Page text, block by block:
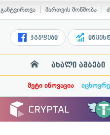
განტვირთვა მართვის მოწმობა
ჯგუფები
ახალი ამბები
მეტი ინოვაცია